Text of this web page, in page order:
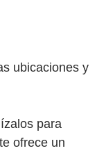
ubicaciones y
para
ofrece un